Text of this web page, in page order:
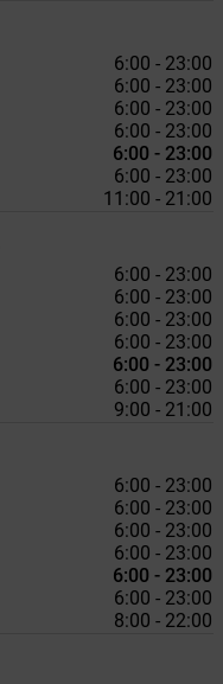
6:00 - 23:00
6:00 - 23:00
6:00 - 23:00
6:00 - 23:00
6:00 - 23:00
6:00 - 23:00
11:00 - 21:00
6:00 - 23:00
6:00 - 23:00
6:00 - 23:00
6:00 - 23:00
6:00 - 23:00
6:00 - 23:00
9:00 - 21:00
6:00 - 23:00
6:00 - 23:00
6:00 - 23:00
6:00 - 23:00
6:00 - 23:00
6:00 - 23:00
8:00 - 22:00